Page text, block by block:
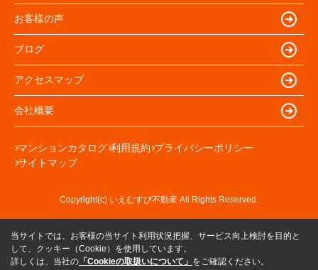
お客様の声
ブログ
アクセスマップ
会社概要
マンションカタログ 利用規約 プライバシーポリシー
サイトマップ
Copyright(c) いえむすび不動産 All Rights Reserved.
当サイトでは、お客様の当サイト利用状況把握、サービス向上検討を目的と
して、クッキー（Cookie）を使用しています。
詳しくは、当社の 「Cookieの取扱いについて」 をご確認ください。